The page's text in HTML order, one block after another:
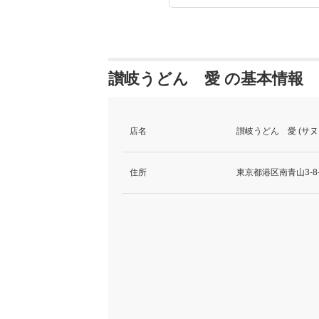
讃岐うどん 愛 の基本情報
店名 讃岐うどん 愛 (サヌ
住所 東京都港区南青山3-